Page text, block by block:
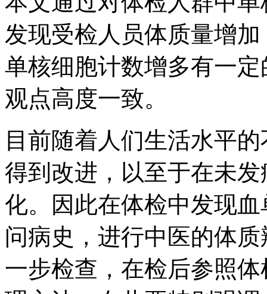
发现受检人员体质量增
单核细胞计数增多有一
观点高度一致。
目前随着人们生活水平
得到改进，以至于在未
化。因此在体检中发现
问病史，进行中医的体
一步检查，在检后参照